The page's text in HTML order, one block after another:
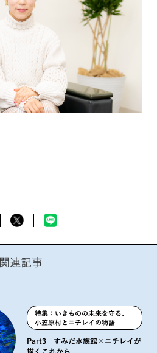
関連記事
特集：いきものの未来を守る、
小笠原村とニチレイの物語
Part3 すみだ水族館×ニチレイが
描くこれから